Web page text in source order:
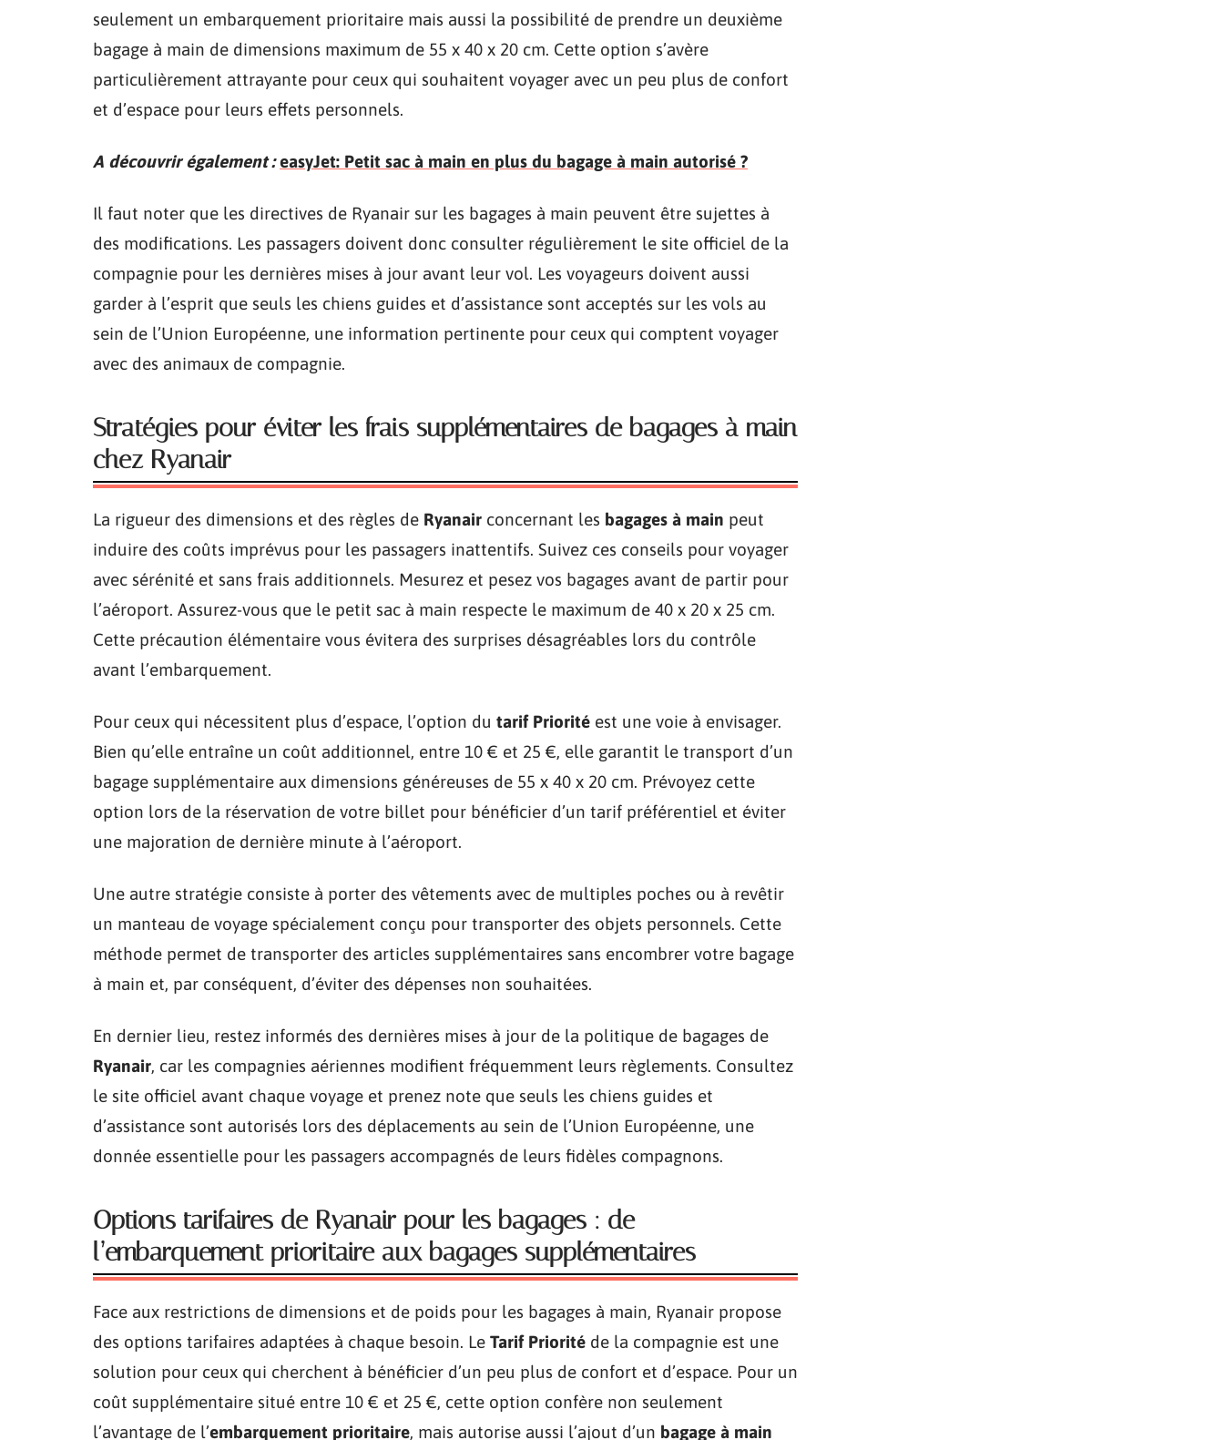
seulement un embarquement prioritaire mais aussi la possibilité de prendre un deuxième
bagage à main de dimensions maximum de 55 x 40 x 20 cm. Cette option s’avère
particulièrement attrayante pour ceux qui souhaitent voyager avec un peu plus de confort
et d’espace pour leurs effets personnels.
A découvrir également : easyJet: Petit sac à main en plus du bagage à main autorisé ?
Il faut noter que les directives de Ryanair sur les bagages à main peuvent être sujettes à
des modifications. Les passagers doivent donc consulter régulièrement le site officiel de la
compagnie pour les dernières mises à jour avant leur vol. Les voyageurs doivent aussi
garder à l’esprit que seuls les chiens guides et d’assistance sont acceptés sur les vols au
sein de l’Union Européenne, une information pertinente pour ceux qui comptent voyager
avec des animaux de compagnie.
Stratégies pour éviter les frais supplémentaires de bagages à main
chez Ryanair
La rigueur des dimensions et des règles de Ryanair concernant les bagages à main peut
induire des coûts imprévus pour les passagers inattentifs. Suivez ces conseils pour voyager
avec sérénité et sans frais additionnels. Mesurez et pesez vos bagages avant de partir pour
l’aéroport. Assurez-vous que le petit sac à main respecte le maximum de 40 x 20 x 25 cm.
Cette précaution élémentaire vous évitera des surprises désagréables lors du contrôle
avant l’embarquement.
Pour ceux qui nécessitent plus d’espace, l’option du tarif Priorité est une voie à envisager.
Bien qu’elle entraîne un coût additionnel, entre 10 € et 25 €, elle garantit le transport d’un
bagage supplémentaire aux dimensions généreuses de 55 x 40 x 20 cm. Prévoyez cette
option lors de la réservation de votre billet pour bénéficier d’un tarif préférentiel et éviter
une majoration de dernière minute à l’aéroport.
Une autre stratégie consiste à porter des vêtements avec de multiples poches ou à revêtir
un manteau de voyage spécialement conçu pour transporter des objets personnels. Cette
méthode permet de transporter des articles supplémentaires sans encombrer votre bagage
à main et, par conséquent, d’éviter des dépenses non souhaitées.
En dernier lieu, restez informés des dernières mises à jour de la politique de bagages de
Ryanair, car les compagnies aériennes modifient fréquemment leurs règlements. Consultez
le site officiel avant chaque voyage et prenez note que seuls les chiens guides et
d’assistance sont autorisés lors des déplacements au sein de l’Union Européenne, une
donnée essentielle pour les passagers accompagnés de leurs fidèles compagnons.
Options tarifaires de Ryanair pour les bagages : de
l’embarquement prioritaire aux bagages supplémentaires
Face aux restrictions de dimensions et de poids pour les bagages à main, Ryanair propose
des options tarifaires adaptées à chaque besoin. Le Tarif Priorité de la compagnie est une
solution pour ceux qui cherchent à bénéficier d’un peu plus de confort et d’espace. Pour un
coût supplémentaire situé entre 10 € et 25 €, cette option confère non seulement
l’avantage de l’embarquement prioritaire, mais autorise aussi l’ajout d’un bagage à main